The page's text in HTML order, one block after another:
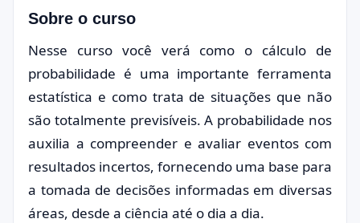
Sobre o curso
Nesse curso você verá como o cálculo de
probabilidade é uma importante ferramenta
estatística e como trata de situações que não
são totalmente previsíveis. A probabilidade nos
auxilia a compreender e avaliar eventos com
resultados incertos, fornecendo uma base para
a tomada de decisões informadas em diversas
áreas, desde a ciência até o dia a dia.